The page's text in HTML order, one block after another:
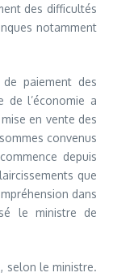
des difficultés
notamment
paiement des
de l’économie a
en vente des
convenus
depuis
que
dans
le ministre de
selon le ministre.